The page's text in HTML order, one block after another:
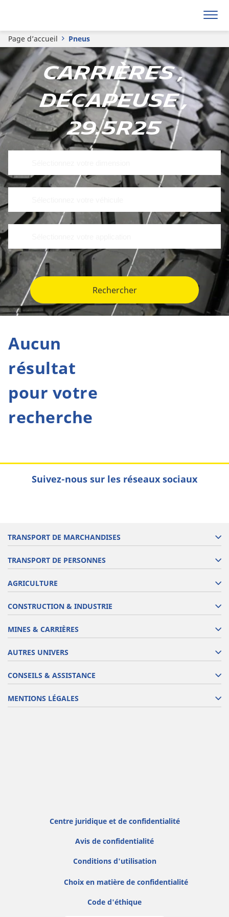
Page d’accueil Pneus
Carrières ,
Décapeuse ,
29.5R25
Rechercher
Aucun
résultat
pour votre
recherche
Suivez-nous sur les réseaux sociaux
TRANSPORT DE MARCHANDISES
TRANSPORT DE PERSONNES
AGRICULTURE
CONSTRUCTION & INDUSTRIE
MINES & CARRIÈRES
AUTRES UNIVERS
CONSEILS & ASSISTANCE
MENTIONS LÉGALES
Centre juridique et de confidentialité
Avis de confidentialité
Conditions d'utilisation
Choix en matière de confidentialité
Code d'éthique